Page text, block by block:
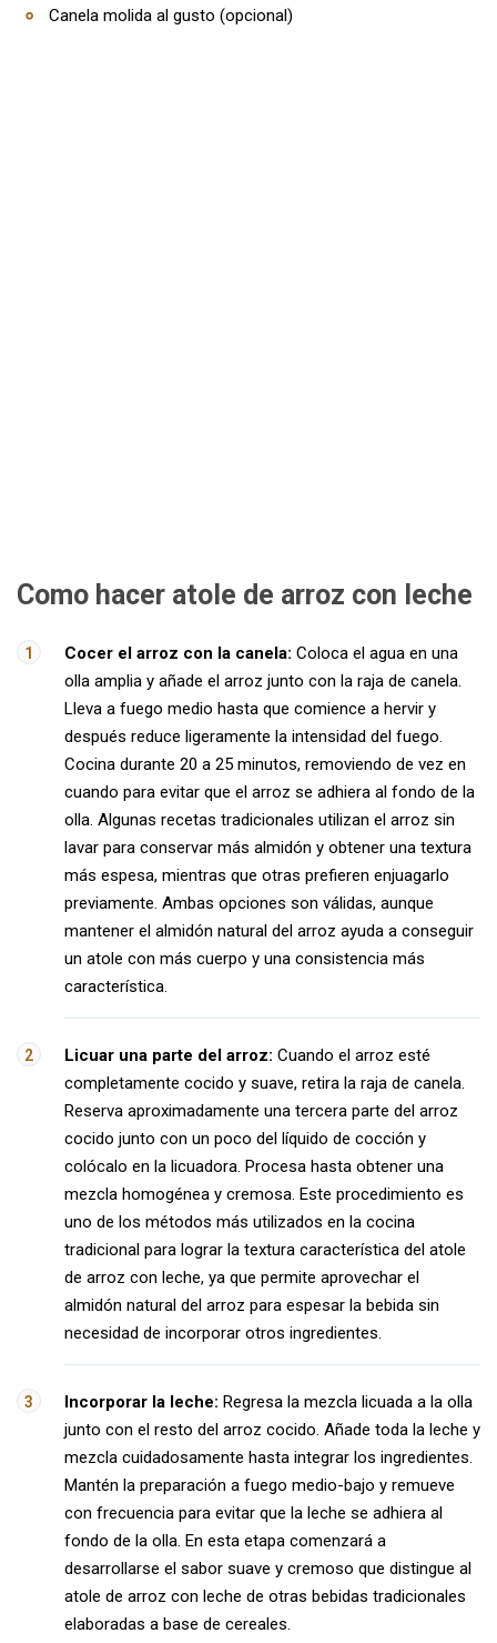
Canela molida al gusto (opcional)
Como hacer atole de arroz con leche
Cocer el arroz con la canela: Coloca el agua en una
olla amplia y añade el arroz junto con la raja de canela.
Lleva a fuego medio hasta que comience a hervir y
después reduce ligeramente la intensidad del fuego.
Cocina durante 20 a 25 minutos, removiendo de vez en
cuando para evitar que el arroz se adhiera al fondo de la
olla. Algunas recetas tradicionales utilizan el arroz sin
lavar para conservar más almidón y obtener una textura
más espesa, mientras que otras prefieren enjuagarlo
previamente. Ambas opciones son válidas, aunque
mantener el almidón natural del arroz ayuda a conseguir
un atole con más cuerpo y una consistencia más
característica.
Licuar una parte del arroz: Cuando el arroz esté
completamente cocido y suave, retira la raja de canela.
Reserva aproximadamente una tercera parte del arroz
cocido junto con un poco del líquido de cocción y
colócalo en la licuadora. Procesa hasta obtener una
mezcla homogénea y cremosa. Este procedimiento es
uno de los métodos más utilizados en la cocina
tradicional para lograr la textura característica del atole
de arroz con leche, ya que permite aprovechar el
almidón natural del arroz para espesar la bebida sin
necesidad de incorporar otros ingredientes.
Incorporar la leche: Regresa la mezcla licuada a la olla
junto con el resto del arroz cocido. Añade toda la leche y
mezcla cuidadosamente hasta integrar los ingredientes.
Mantén la preparación a fuego medio-bajo y remueve
con frecuencia para evitar que la leche se adhiera al
fondo de la olla. En esta etapa comenzará a
desarrollarse el sabor suave y cremoso que distingue al
atole de arroz con leche de otras bebidas tradicionales
elaboradas a base de cereales.